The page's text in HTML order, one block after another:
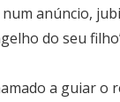
anúncio,
do seu
a guiar o